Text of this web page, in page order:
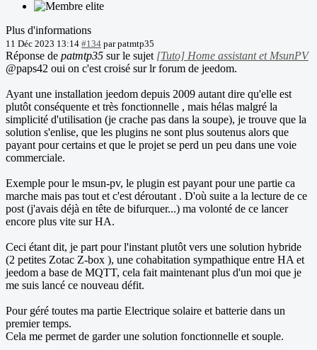
Plus d'informations
11 Déc 2023 13:14 #134 parpatmtp35
Réponse de patmtp35 sur le sujet [Tuto] Home assistant et MsunPV
@paps42 oui on c'est croisé sur lr forum de jeedom.
Ayant une installation jeedom depuis 2009 autant dire qu'elle est
plutôt conséquente et très fonctionnelle , mais hélas malgré la
simplicité d'utilisation (je crache pas dans la soupe), je trouve que la
solution s'enlise, que les plugins ne sont plus soutenus alors que
payant pour certains et que le projet se perd un peu dans une voie
commerciale.
Exemple pour le msun-pv, le plugin est payant pour une partie ca
marche mais pas tout et c'est déroutant . D'où suite a la lecture de ce
post (j'avais déjà en tête de bifurquer...) ma volonté de ce lancer
encore plus vite sur HA.
Ceci étant dit, je part pour l'instant plutôt vers une solution hybride
(2 petites Zotac Z-box ), une cohabitation sympathique entre HA et
jeedom a base de MQTT, cela fait maintenant plus d'un moi que je
me suis lancé ce nouveau défit.
Pour géré toutes ma partie Electrique solaire et batterie dans un
premier temps.
Cela me permet de garder une solution fonctionnelle et souple.